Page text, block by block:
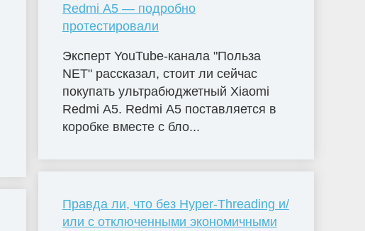
Redmi A5 — подробно
протестировали
Эксперт YouTube-канала "Польза
NET" рассказал, стоит ли сейчас
покупать ультрабюджетный Xiaomi
Redmi A5. Redmi A5 поставляется в
коробке вместе с бло...
Правда ли, что без Hyper-Threading и/
или с отключенными экономичными